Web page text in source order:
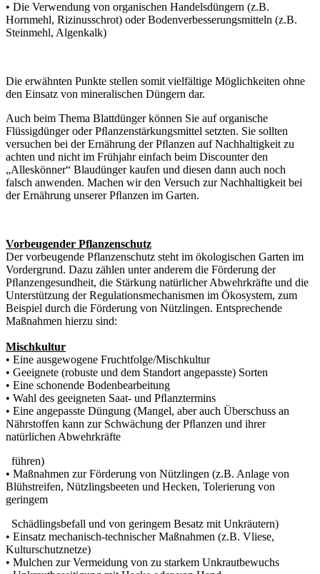
• Die Verwendung von organischen Handelsdüngern (z.B.
Hornmehl, Rizinusschrot) oder Bodenverbesserungsmitteln (z.B.
Steinmehl, Algenkalk)
Die erwähnten Punkte stellen somit vielfältige Möglichkeiten ohne
den Einsatz von mineralischen Düngern dar.
Auch beim Thema Blattdünger können Sie auf organische
Flüssigdünger oder Pﬂanzenstärkungsmittel setzten. Sie sollten
versuchen bei der Ernährung der Pﬂanzen auf Nachhaltigkeit zu
achten und nicht im Frühjahr einfach beim Discounter den
„Alleskönner“ Blaudünger kaufen und diesen dann auch noch
falsch anwenden. Machen wir den Versuch zur Nachhaltigkeit bei
der Ernährung unserer Pﬂanzen im Garten.
Vorbeugender Pflanzenschutz
Der vorbeugende Pflanzenschutz steht im ökologischen Garten im
Vordergrund. Dazu zählen unter anderem die Förderung der
Pﬂanzengesundheit, die Stärkung natürlicher Abwehrkräfte und die
Unterstützung der Regulationsmechanismen im Ökosystem, zum
Beispiel durch die Förderung von Nützlingen. Entsprechende
Maßnahmen hierzu sind:
Mischkultur
• Eine ausgewogene Fruchtfolge/Mischkultur
• Geeignete (robuste und dem Standort angepasste) Sorten
• Eine schonende Bodenbearbeitung
• Wahl des geeigneten Saat- und Pﬂanztermins
• Eine angepasste Düngung (Mangel, aber auch Überschuss an
Nährstoffen kann zur Schwächung der Pﬂanzen und ihrer
natürlichen Abwehrkräfte
führen)
• Maßnahmen zur Förderung von Nützlingen (z.B. Anlage von
Blühstreifen, Nützlingsbeeten und Hecken, Tolerierung von
geringem
Schädlingsbefall und von geringem Besatz mit Unkräutern)
• Einsatz mechanisch-technischer Maßnahmen (z.B. Vliese,
Kulturschutznetze)
• Mulchen zur Vermeidung von zu starkem Unkrautbewuchs